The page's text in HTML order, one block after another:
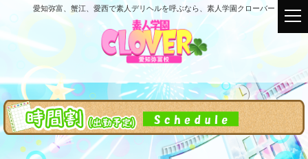
愛知弥富、蟹江、愛西で素人デリヘルを呼ぶなら、素人学園クローバー
t
o
e
n
a
v
i